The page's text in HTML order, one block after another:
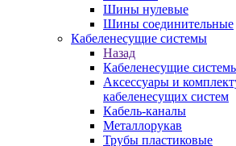
Шины нулевые
Шины соединительные
Кабеленесущие системы
Назад
Кабеленесущие
Аксессуары и
кабеленесущих систем
Кабель-каналы
Металлорукав
Трубы пластиковые